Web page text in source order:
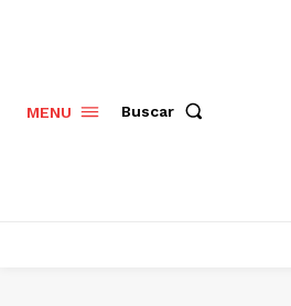
MENU Buscar